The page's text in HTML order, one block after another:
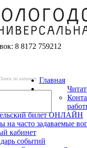
8 8172 759212
по каталогу Главная
билет ОНЛАЙН
на часто задаваемые
кабинет
событий